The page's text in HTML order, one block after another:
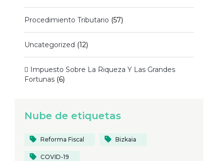
Procedimiento Tributario (57)
Uncategorized (12)
 Impuesto Sobre La Riqueza Y Las Grandes
Fortunas (6)
Nube de etiquetas
Reforma Fiscal Bizkaia
COVID-19